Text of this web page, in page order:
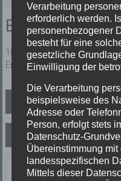
Einsatzbericht:
10 cm Wasser in einem Keller
Einsatz eines
Rauchentwicklung
Letzte Einsätze
Verarbeitung
erforderlich werden.
personenbezogener
besteht für eine
gesetzliche
Einwilligung der
Die Verarbeitung
beispielsweise des
Adresse oder
Person, erfolgt stets
Datenschutz-
Übereinstimmung
landesspezifischen
Mittels dieser